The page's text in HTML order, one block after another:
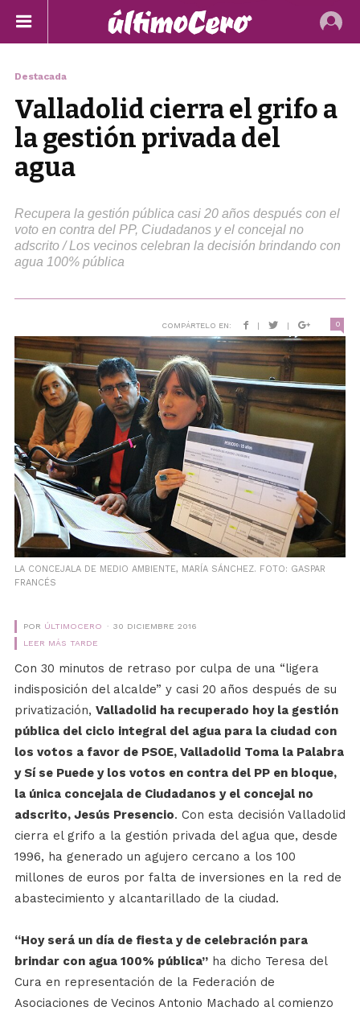
Destacada
Valladolid cierra el grifo a
la gestión privada del
agua
Recupera la gestión pública casi 20 años después con el
voto en contra del PP, Ciudadanos y el concejal no
adscrito / Los vecinos celebran la decisión brindando con
agua 100% pública
COMPÁRTELO EN: | | 0
LA CONCEJALA DE MEDIO AMBIENTE, MARÍA SÁNCHEZ. FOTO: GASPAR
FRANCÉS
POR ÚLTIMOCERO
30 DICIEMBRE 2016
LEER MÁS TARDE
Con 30 minutos de retraso por culpa de una “ligera
indisposición del alcalde” y casi 20 años después de su
privatización, Valladolid ha recuperado hoy la gestión
pública del ciclo integral del agua para la ciudad con
los votos a favor de PSOE, Valladolid Toma la Palabra
y Sí se Puede y los votos en contra del PP en bloque,
la única concejala de Ciudadanos y el concejal no
adscrito, Jesús Presencio. Con esta decisión Valladolid
cierra el grifo a la gestión privada del agua que, desde
1996, ha generado un agujero cercano a los 100
millones de euros por falta de inversiones en la red de
abastecimiento y alcantarillado de la ciudad.
“Hoy será un día de fiesta y de celebración para
brindar con agua 100% pública”ha dicho Teresa del
Cura en representación de la Federación de
Asociaciones de Vecinos Antonio Machado al comienzo